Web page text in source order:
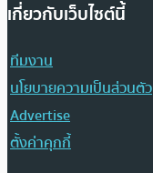
เกี่ยวกับเว็บไซต์นี้
ทีมงาน
นโยบายความเป็นส่วนตัว
Advertise
ตั้งค่าคุกกี้